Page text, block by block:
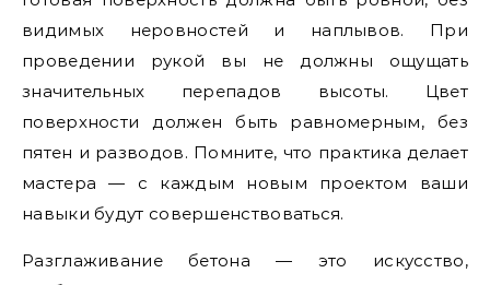
видимых неровностей и наплывов. При
проведении рукой вы не должны ощущать
значительных перепадов высоты. Цвет
поверхности должен быть равномерным, без
пятен и разводов. Помните, что практика делает
мастера — с каждым новым проектом ваши
навыки будут совершенствоваться.
Разглаживание бетона — это искусство,